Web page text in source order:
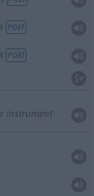
POET
POET
instrument